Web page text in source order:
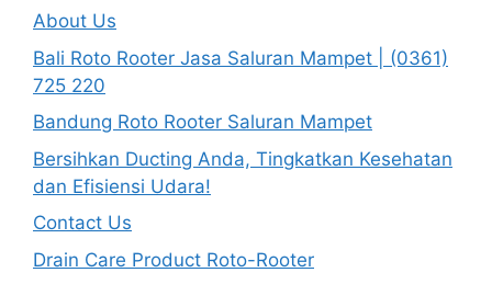
About Us
Bali Roto Rooter Jasa Saluran Mampet | (0361)
725 220
Bandung Roto Rooter Saluran Mampet
Bersihkan Ducting Anda, Tingkatkan Kesehatan
dan Efisiensi Udara!
Contact Us
Drain Care Product Roto-Rooter